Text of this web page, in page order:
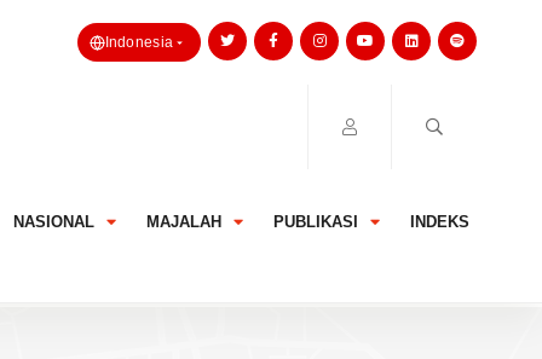
Indonesia
NASIONAL MAJALAH PUBLIKASI INDEKS